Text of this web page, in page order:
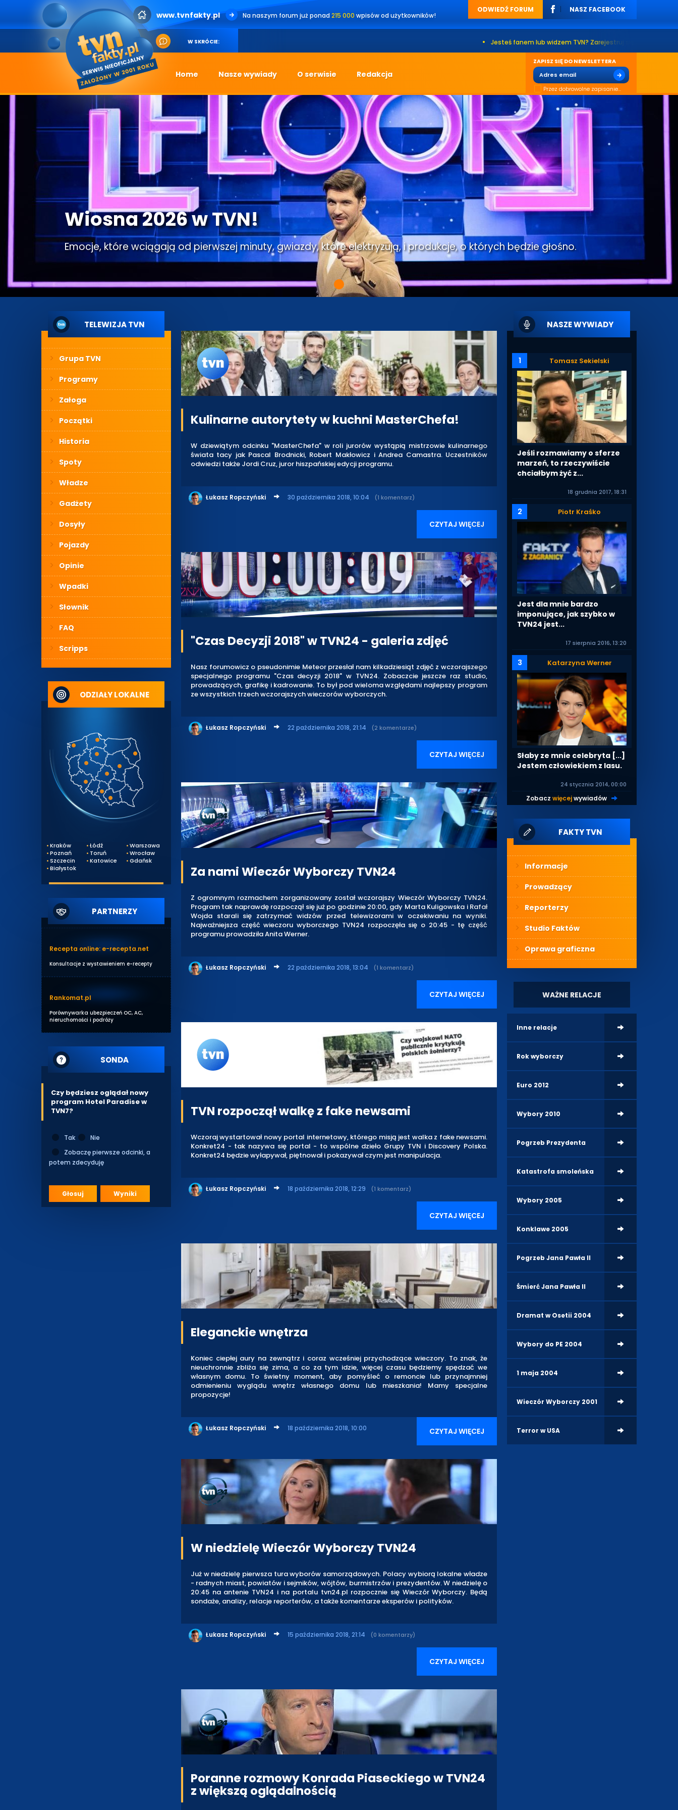
www.tvnfakty.pl Na naszym forum już ponad 215 000 wpisów od użytkowników!
ODWIEDŹ FORUM NASZ FACEBOOK
W SKRÓCIE: Jesteś fanem lub widzem TVN? Zarejestruj się na naszym forum. Już
Home Nasze wywiady O serwisie Redakcja
ZAPISZ SIĘ DO NEWSLETTERA
Przez dobrowolne zapisanie...
Wiosna 2026 w TVN!
Emocje, które wciągają od pierwszej minuty, gwiazdy, które elektryzują, i produkcje, o których będzie głośno.
TELEWIZJA TVN
Grupa TVN
Programy
Załoga
Początki
Historia
Spoty
Władze
Gadżety
Dosyły
Pojazdy
Opinie
Wpadki
Słownik
FAQ
Scripps
ODZIAŁY LOKALNE
Kraków Łódź
Warszawa
Poznań
Toruń
Wrocław
Szczecin
Katowice
Gdańsk
Białystok
PARTNERZY
Recepta online: e-recepta.net
Konsultacje z wystawieniem e-recepty
Rankomat.pl
Porównywarka ubezpieczeń OC, AC,
nieruchomości i podróży
SONDA
Czy będziesz oglądał nowy
program Hotel Paradise w
TVN7?
Tak
Nie
Zobaczę pierwsze odcinki, a
potem zdecyduję
Głosuj Wyniki
Kulinarne autorytety w kuchni MasterChefa!
W dziewiątym odcinku "MasterChefa" w roli jurorów wystąpią mistrzowie kulinarnego
świata tacy jak Pascal Brodnicki, Robert Makłowicz i Andrea Camastra. Uczestników
odwiedzi także Jordi Cruz, juror hiszpańskiej edycji programu.
Łukasz Ropczyński 30 października 2018, 10:04 (1 komentarz)
CZYTAJ WIĘCEJ
"Czas Decyzji 2018" w TVN24 - galeria zdjęć
Nasz forumowicz o pseudonimie Meteor przesłał nam kilkadziesiąt zdjęć z wczorajszego
specjalnego programu "Czas decyzji 2018" w TVN24. Zobaczcie jeszcze raz studio,
prowadzących, grafikę i kadrowanie. To był pod wieloma względami najlepszy program
ze wszystkich trzech wczorajszych wieczorów wyborczych.
Łukasz Ropczyński 22 października 2018, 21:14 (2 komentarze)
CZYTAJ WIĘCEJ
Za nami Wieczór Wyborczy TVN24
Z ogromnym rozmachem zorganizowany został wczorajszy Wieczór Wyborczy TVN24.
Program tak naprawdę rozpoczął się już po godzinie 20:00, gdy Marta Kuligowska i Rafał
Wojda starali się zatrzymać widzów przed telewizorami w oczekiwaniu na wyniki.
Najważniejsza część wieczoru wyborczego TVN24 rozpoczęła się o 20:45 - tę część
programu prowadziła Anita Werner.
Łukasz Ropczyński 22 października 2018, 13:04 (1 komentarz)
CZYTAJ WIĘCEJ
TVN rozpoczął walkę z fake newsami
Wczoraj wystartował nowy portal internetowy, którego misją jest walka z fake newsami.
Konkret24 - tak nazywa się portal - to wspólne dzieło Grupy TVN i Discovery Polska.
Konkret24 będzie wyłapywał, piętnował i pokazywał czym jest manipulacja.
Łukasz Ropczyński 18 października 2018, 12:29 (1 komentarz)
CZYTAJ WIĘCEJ
Eleganckie wnętrza
Koniec ciepłej aury na zewnątrz i coraz wcześniej przychodzące wieczory. To znak, że
nieuchronnie zbliża się zima, a co za tym idzie, więcej czasu będziemy spędzać we
własnym domu. To świetny moment, aby pomyśleć o remoncie lub przynajmniej
odmienieniu wyglądu wnętrz własnego domu lub mieszkania! Mamy specjalne
propozycje!
Łukasz Ropczyński 18 października 2018, 10:00 CZYTAJ WIĘCEJ
W niedzielę Wieczór Wyborczy TVN24
Już w niedzielę pierwsza tura wyborów samorządowych. Polacy wybiorą lokalne władze
- radnych miast, powiatów i sejmików, wójtów, burmistrzów i prezydentów. W niedzielę o
20:45 na antenie TVN24 i na portalu tvn24.pl rozpocznie się Wieczór Wyborczy. Będą
sondaże, analizy, relacje reporterów, a także komentarze eksperów i polityków.
Łukasz Ropczyński 15 października 2018, 21:14 (0 komentarzy)
CZYTAJ WIĘCEJ
Poranne rozmowy Konrada Piaseckiego w TVN24
z większą oglądalnością
NASZE WYWIADY
1 Tomasz Sekielski
Jeśli rozmawiamy o sferze
marzeń, to rzeczywiście
chciałbym żyć z...
18 grudnia 2017, 18:31
2 Piotr Kraśko
Jest dla mnie bardzo
imponujące, jak szybko w
TVN24 jest...
17 sierpnia 2016, 13:20
3 Katarzyna Werner
Słaby ze mnie celebryta [...]
Jestem człowiekiem z lasu.
24 stycznia 2014, 00:00
Zobaczwięcejwywiadów |
FAKTY TVN
Informacje
Prowadzący
Reporterzy
Studio Faktów
Oprawa graficzna
WAŻNE RELACJE
Inne relacje
Rok wyborczy
Euro 2012
Wybory 2010
Pogrzeb Prezydenta
Katastrofa smoleńska
Wybory 2005
Konklawe 2005
Pogrzeb Jana Pawła II
Śmierć Jana Pawła II
Dramat w Osetii 2004
Wybory do PE 2004
1 maja 2004
Wieczór Wyborczy 2001
Terror w USA